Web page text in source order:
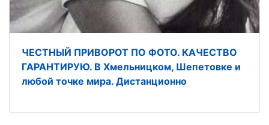
ЧЕСТНЫЙ ПРИВОРОТ ПО ФОТО. КАЧЕСТВО
ГАРАНТИРУЮ. В Хмельницком, Шепетовке и
любой точке мира. Дистанционно